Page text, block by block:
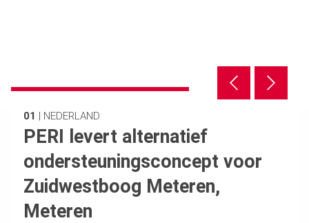
01 | NEDERLAND
PERI levert alternatief
ondersteuningsconcept voor
Zuidwestboog Meteren,
Meteren